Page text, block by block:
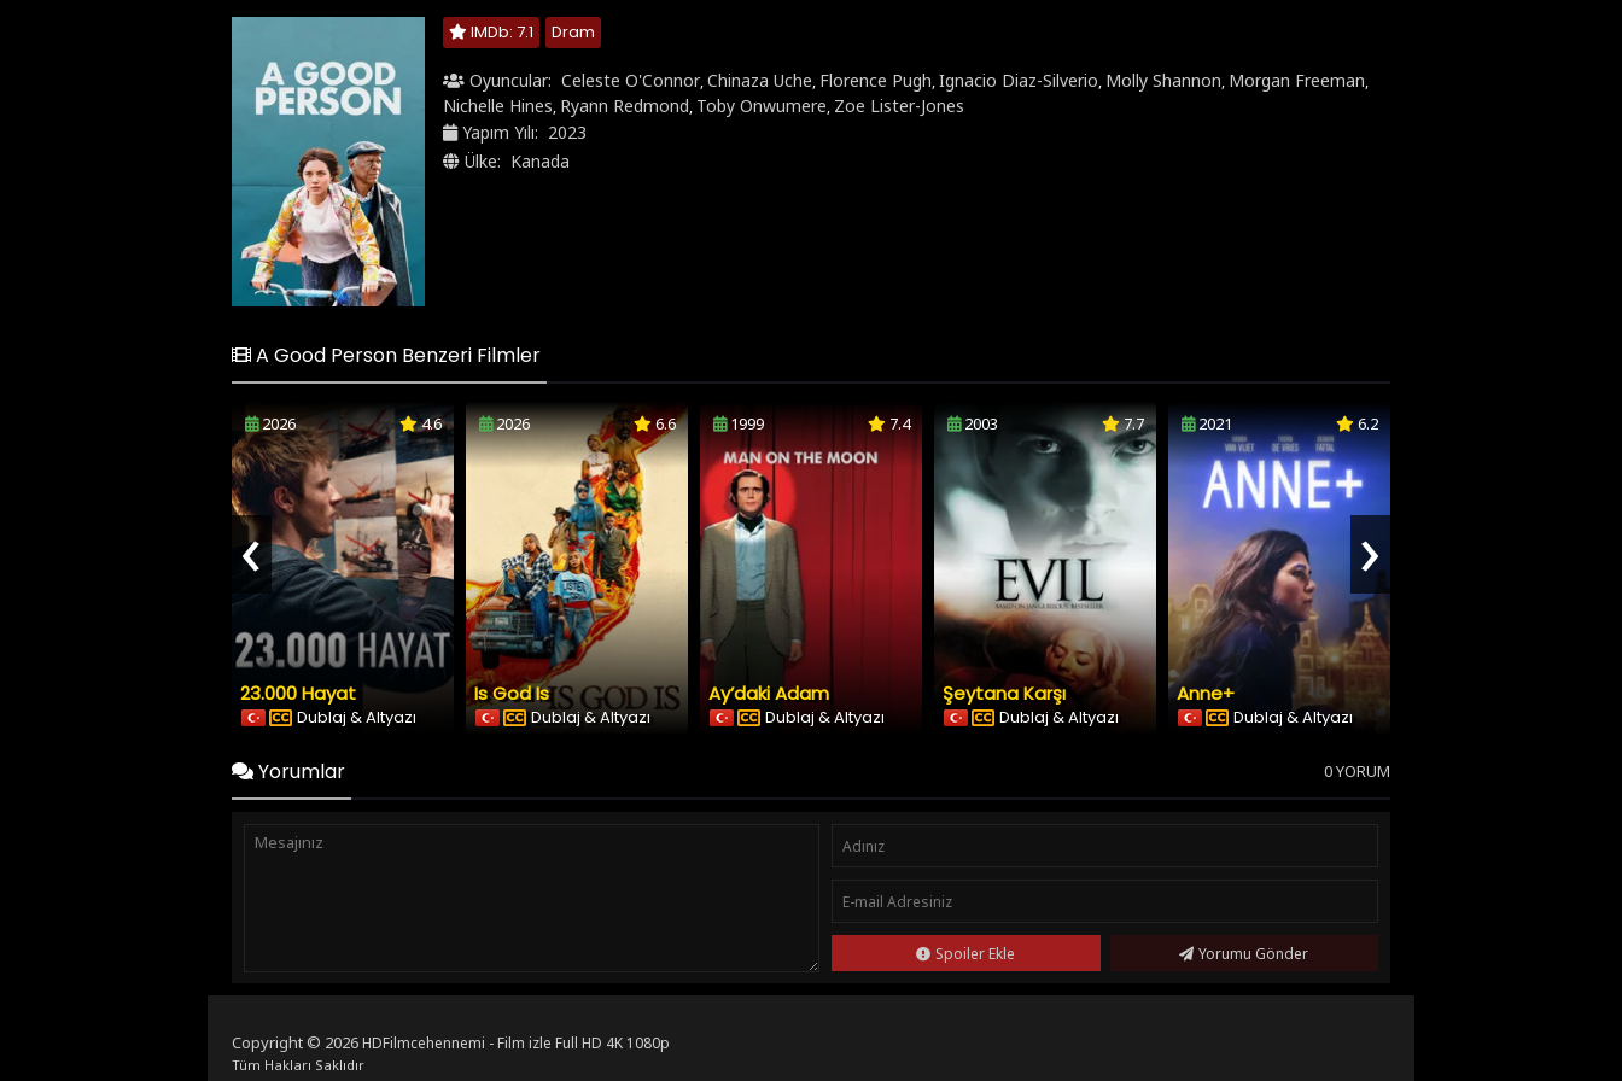
IMDb: 7.1 Dram
Oyuncular: Celeste O'Connor,Chinaza Uche, Florence Pugh,Ignacio Diaz-Silverio, Molly Shannon, Morgan Freeman,
Nichelle Hines, Ryann Redmond, Toby Onwumere, Zoe Lister-Jones
Yapım Yılı: 2023
Ülke: Kanada
A Good Person Benzeri Filmler
2026 4.6
23.000 Hayat
Dublaj & Altyazı
2026 6.6
Is God Is
Dublaj & Altyazı
1999 7.4
Ay’daki Adam
Dublaj & Altyazı
2003 7.7
Şeytana Karşı
Dublaj & Altyazı
2021 6.2
Anne+
Dublaj & Altyazı
‹ ›
Yorumlar 0 YORUM
Spoiler Ekle Yorumu Gönder
Copyright © 2026HDFilmcehennemi - Film izle Full HD 4K 1080p
Tüm Hakları Saklıdır